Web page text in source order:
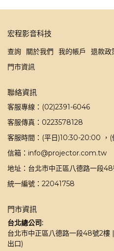
宏程影音科技
查詢 關於我們 我的帳戶 退款政
門市資訊
聯絡資訊
客服專線：(02)2391-6046
客服傳真：0223578128
客服時間：(平日)10:30-20:00 ，(
信箱：info@projector.com.tw
地址：台北市中正區八德路一段
統一編號：22041758
門市資訊
台北總公司:
台北市中正區八德路一段48號2
出口)